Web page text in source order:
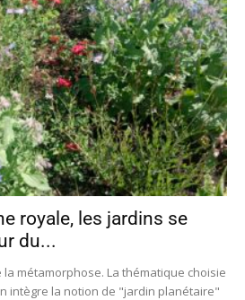
royale, les jardins se
du...
la métamorphose. La thématique choisie
intègre la notion de "jardin planétaire"